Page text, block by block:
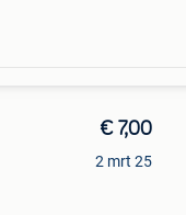
€ 7,00
2 mrt 25